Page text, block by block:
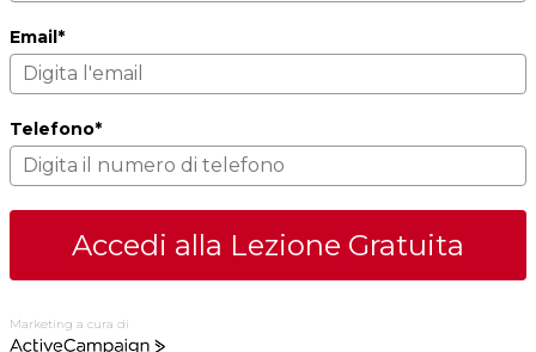
Email*
Telefono*
Accedi alla Lezione Gratuita
Marketing a cura di